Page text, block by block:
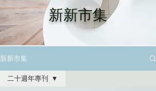
新新市集
新新市集
二十週年專刊